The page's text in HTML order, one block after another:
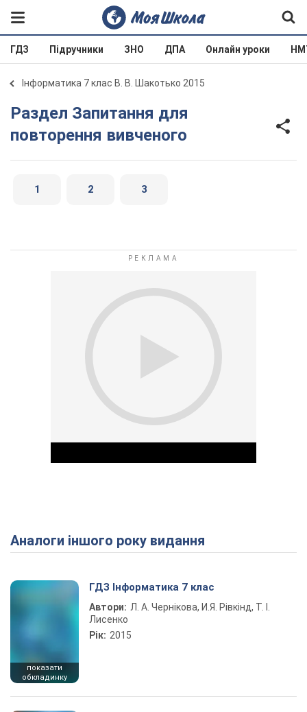
ГДЗ Підручники ЗНО ДПА Онлайн уроки
Інформатика 7 клас В. В. Шакотько 2015
Раздел Запитання для
повторення вивченого
1 2 3
Play Video
Аналоги іншого року видання
показати
обкладинку
ГДЗ Інформатика 7 клас
Автори: Л. А. Чернікова, И.Я. Рівкінд, Т. І.
Лисенко
Рік: 2015